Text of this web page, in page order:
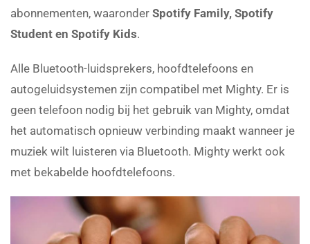
abonnementen, waaronder Spotify Family, Spotify
Student en Spotify Kids.
Alle Bluetooth-luidsprekers, hoofdtelefoons en
autogeluidsystemen zijn compatibel met Mighty. Er is
geen telefoon nodig bij het gebruik van Mighty, omdat
het automatisch opnieuw verbinding maakt wanneer je
muziek wilt luisteren via Bluetooth. Mighty werkt ook
met bekabelde hoofdtelefoons.